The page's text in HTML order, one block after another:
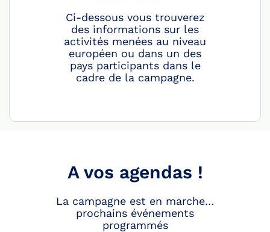
Ci-dessous vous trouverez
des informations sur les
activités menées au niveau
européen ou dans un des
pays participants dans le
cadre de la campagne.
A vos agendas !
La campagne est en marche…
prochains événements
programmés